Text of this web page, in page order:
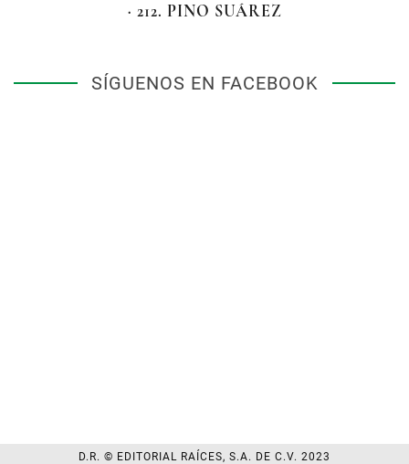
· 212. PINO SUÁREZ
SÍGUENOS EN FACEBOOK
D.R. © EDITORIAL RAÍCES, S.A. DE C.V. 2023